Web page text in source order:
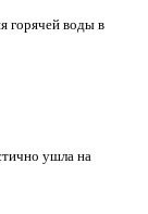
горячей воды в
ушла на